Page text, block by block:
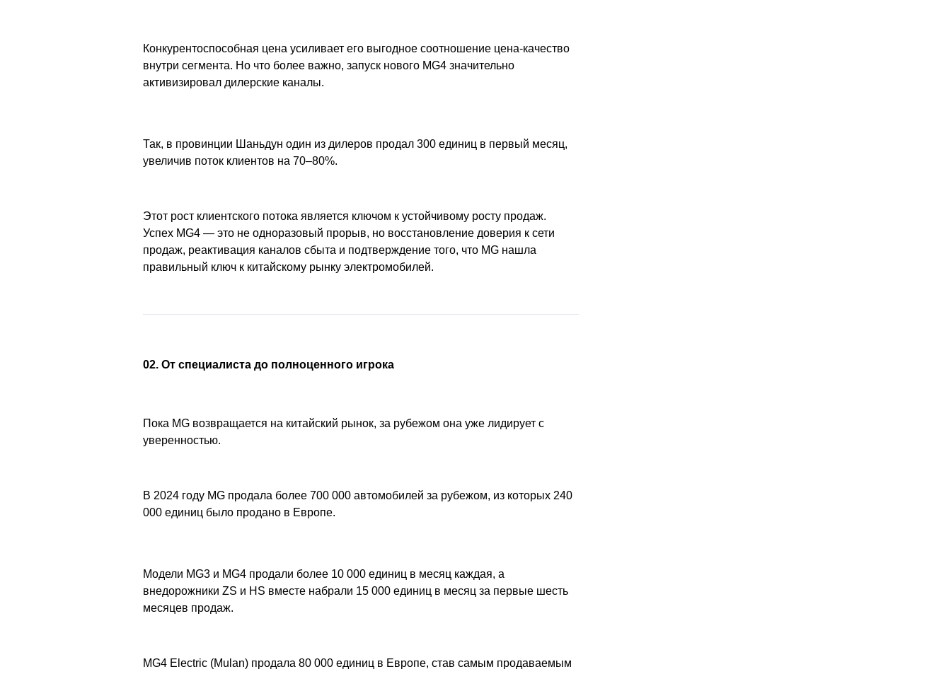
Конкурентоспособная цена усиливает его выгодное соотношение цена-качество
внутри сегмента. Но что более важно, запуск нового MG4 значительно
активизировал дилерские каналы.
Так, в провинции Шаньдун один из дилеров продал 300 единиц в первый месяц,
увеличив поток клиентов на 70–80%.
Этот рост клиентского потока является ключом к устойчивому росту продаж.
Успех MG4 — это не одноразовый прорыв, но восстановление доверия к сети
продаж, реактивация каналов сбыта и подтверждение того, что MG нашла
правильный ключ к китайскому рынку электромобилей.
02. От специалиста до полноценного игрока
Пока MG возвращается на китайский рынок, за рубежом она уже лидирует с
уверенностью.
В 2024 году MG продала более 700 000 автомобилей за рубежом, из которых 240
000 единиц было продано в Европе.
Модели MG3 и MG4 продали более 10 000 единиц в месяц каждая, а
внедорожники ZS и HS вместе набрали 15 000 единиц в месяц за первые шесть
месяцев продаж.
MG4 Electric (Mulan) продала 80 000 единиц в Европе, став самым продаваемым